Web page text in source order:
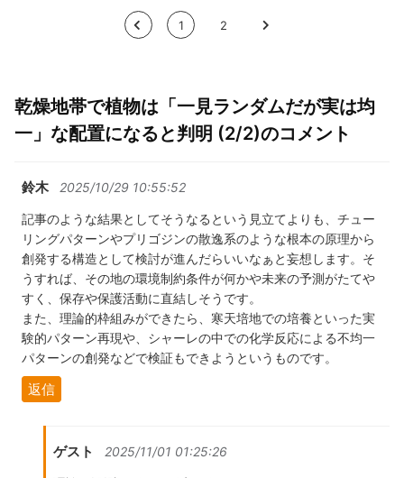
< 1 2 >
乾燥地帯で植物は「一見ランダムだが実は均
一」な配置になると判明 (2/2)のコメント
鈴木 2025/10/29 10:55:52
記事のような結果としてそうなるという見立てよりも、チュー
リングパターンやプリゴジンの散逸系のような根本の原理から
創発する構造として検討が進んだらいいなぁと妄想します。そ
うすれば、その地の環境制約条件が何かや未来の予測がたてや
すく、保存や保護活動に直結しそうです。
また、理論的枠組みができたら、寒天培地での培養といった実
験的パターン再現や、シャーレの中での化学反応による不均一
パターンの創発などで検証もできようというものです。
返信
ゲスト 2025/11/01 01:25:26